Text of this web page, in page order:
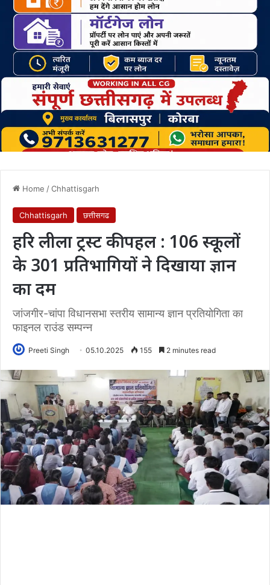
Home /Chhattisgarh
Chhattisgarh छत्तीसगढ
हरि लीला ट्रस्ट की पहल : 106 स्कूलों
के 301 प्रतिभागियों ने दिखाया ज्ञान
का दम
जांजगीर-चांपा विधानसभा स्तरीय सामान्य ज्ञान प्रतियोगिता का
फाइनल राउंड सम्पन्न
Preeti Singh 05.10.2025 155 2 minutes read